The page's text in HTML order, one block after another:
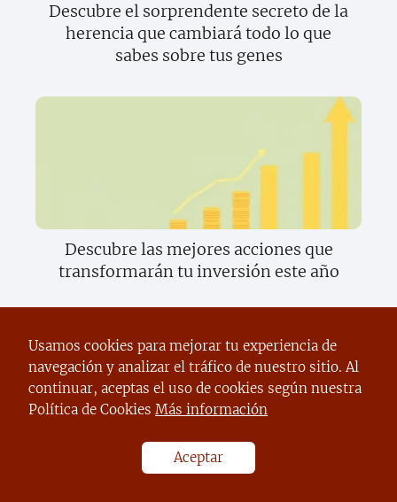
Descubre el sorprendente secreto de la
herencia que cambiará todo lo que
sabes sobre tus genes
Descubre las mejores acciones que
transformarán tu inversión este año
Descubre cómo convertirte en un
Usamos cookies para mejorar tu experiencia de
navegación y analizar el tráfico de nuestro sitio. Al
continuar, aceptas el uso de cookies según nuestra
Política de Cookies Más información
Aceptar